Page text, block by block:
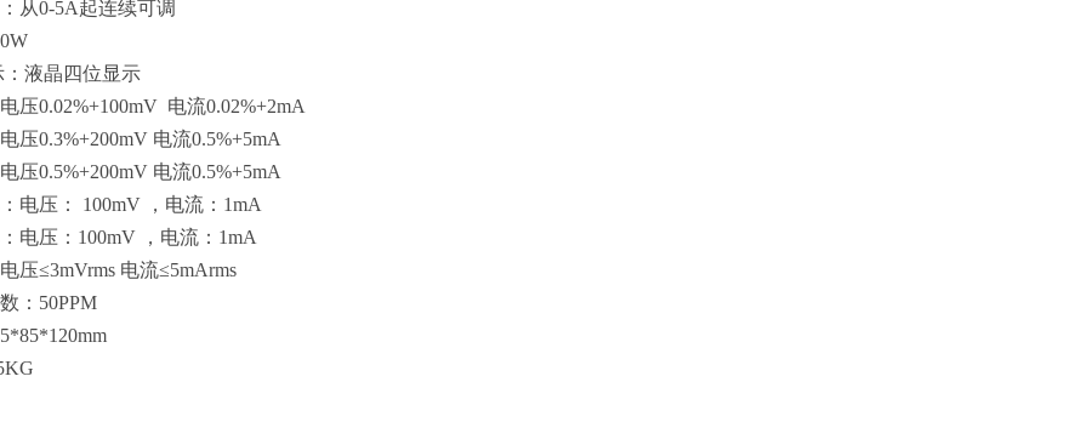
从0-5A起连续可调
：液晶四位显示
压0.02%+100mV 电流0.02%+2mA
压0.3%+200mV 电流0.5%+5mA
压0.5%+200mV 电流0.5%+5mA
电压：
100mV ， 电流： 1mA
电压： 100mV ， 电流： 1mA
压≤3mVrms 电流≤5mArms
： 50PPM